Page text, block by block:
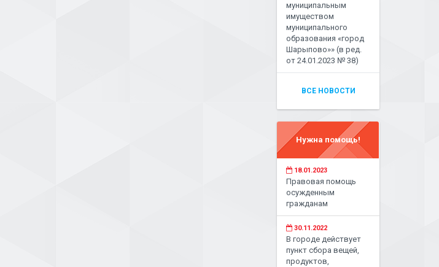
муниципальным
имуществом
муниципального
образования «город
Шарыпово»» (в ред.
от 24.01.2023 № 38)
ВСЕ НОВОСТИ
Нужна помощь!
18.01.2023
Правовая помощь
осужденным
гражданам
30.11.2022
В городе действует
пункт сбора вещей,
продуктов,